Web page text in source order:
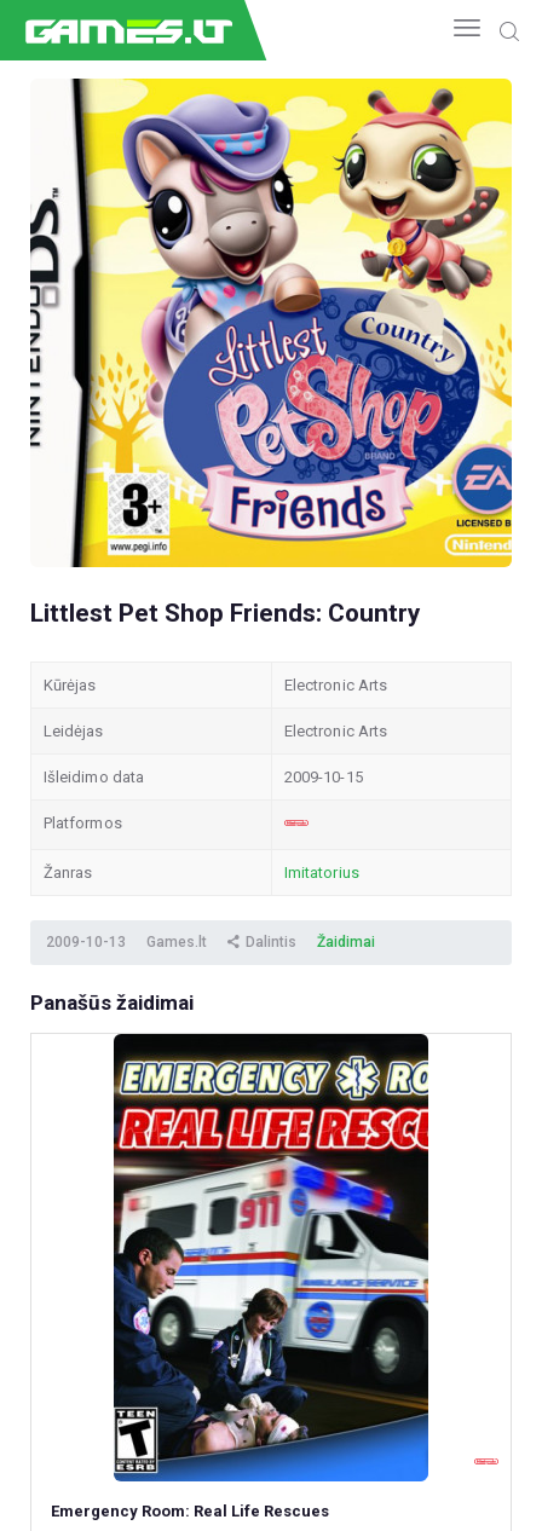
NAUJIENOS
GAMEDEV
ESPORTAS
GELEŽIS
VIDEO
APŽVALGOS
ŽAIDIMAI
Littlest Pet Shop Friends: Country
Kūrėjas Electronic Arts
Leidėjas Electronic Arts
Išleidimo data 2009-10-15
Platformos
Žanras Imitatorius
2009-10-13 Games.lt Dalintis Žaidimai
Panašūs žaidimai
Emergency Room: Real Life Rescues